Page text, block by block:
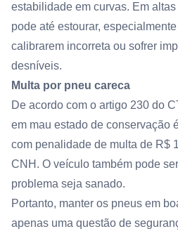
estabilidade em curvas. Em
pode até estourar,
calibrarem incorreta ou sofrer
desníveis.
Multa por pneu careca
De acordo com o artigo 230 do
em mau estado de conservação
com penalidade de multa de R$
CNH. O veículo também pode
problema seja sanado.
Portanto, manter os pneus em
apenas uma questão de